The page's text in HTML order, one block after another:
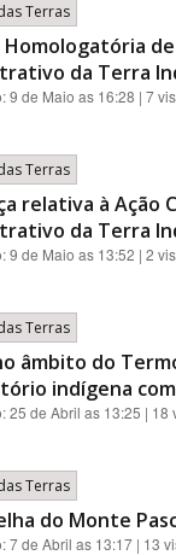
Terras
Homologatória
da Terra
9 de Maio as 16:28 | 7
Terras
relativa à Ação
da Terra
9 de Maio as 13:52 | 2
Terras
âmbito do
indígena com
25 de Abril as 13:25 | 18
Terras
do Monte
7 de Abril as 13:17 | 13